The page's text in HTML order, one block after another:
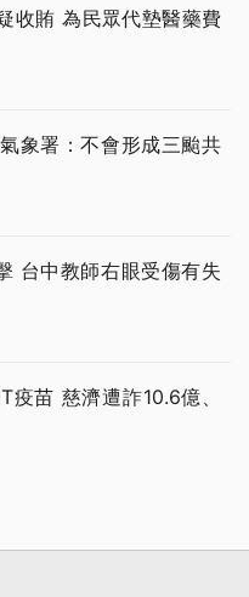
收賄 為民眾代墊醫藥費
象署：不會形成三颱共
台中教師右眼受傷有失
苗 慈濟遭詐10.6億、